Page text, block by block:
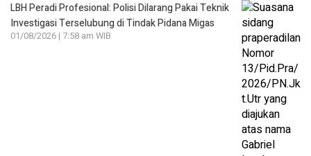
LBH Peradi Profesional: Polisi Dilarang Pakai Teknik
Investigasi Terselubung di Tindak Pidana Migas
01/08/2026 | 7:58 am WIB